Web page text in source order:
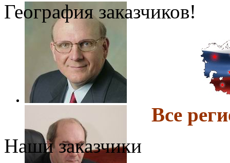
География заказчиков!
Все
Наши заказчики